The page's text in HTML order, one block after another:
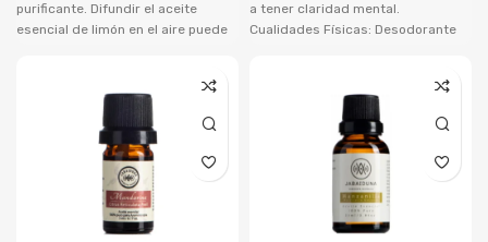
purificante. Difundir el aceite
esencial de limón en el aire puede
tristeza. Los limones y el aceite de
limón son populares por su aroma
refrescante y sus propiedades
tonificantes, purificantes y
a tener claridad mental.
Cualidades Físicas: Desodorante